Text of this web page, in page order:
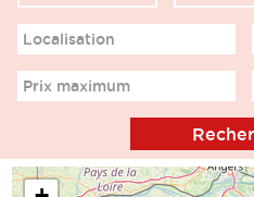
Localisation
Prix maximum